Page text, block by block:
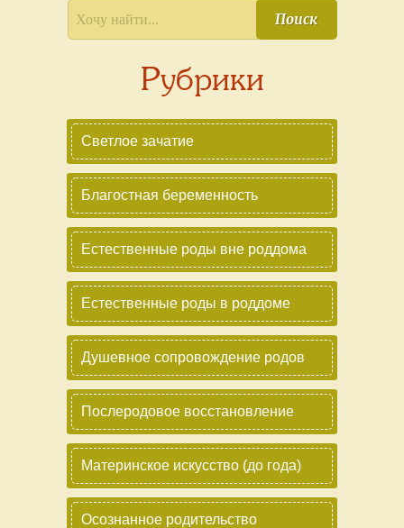
Поиск
Рубрики
Светлое зачатие
Благостная беременность
Естественные роды вне роддома
Естественные роды в роддоме
Душевное сопровождение родов
Послеродовое восстановление
Материнское искусство (до года)
Осознанное родительство